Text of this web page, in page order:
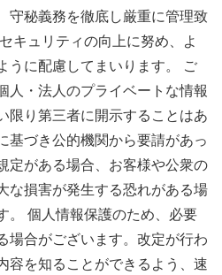
守秘義務を徹底し厳重に管理致
キュリティの向上に努め、よ
うに配慮してまいります。 ご
人・法人のプライベートな情報
限り第三者に開示することはあ
基づき公的機関から要請があっ
定がある場合、お客様や公衆の
な損害が発生する恐れがある場
。 個人情報保護のため、必要
場合がございます。改定が行わ
容を知ることができるよう、速